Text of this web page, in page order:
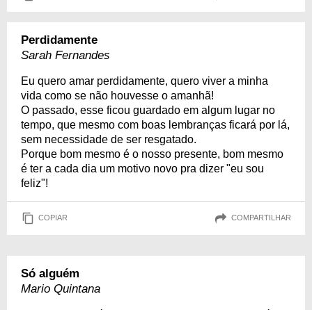
Perdidamente
Sarah Fernandes
Eu quero amar perdidamente, quero viver a minha
vida como se não houvesse o amanhã!
O passado, esse ficou guardado em algum lugar no
tempo, que mesmo com boas lembranças ficará por lá,
sem necessidade de ser resgatado.
Porque bom mesmo é o nosso presente, bom mesmo
é ter a cada dia um motivo novo pra dizer "eu sou
feliz"!
COPIAR COMPARTILHAR
Só alguém
Mario Quintana